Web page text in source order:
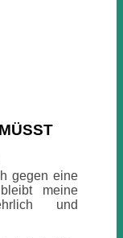
gegen eine
meine
und